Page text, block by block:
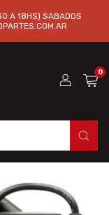
A 18HS) SABADOS
0